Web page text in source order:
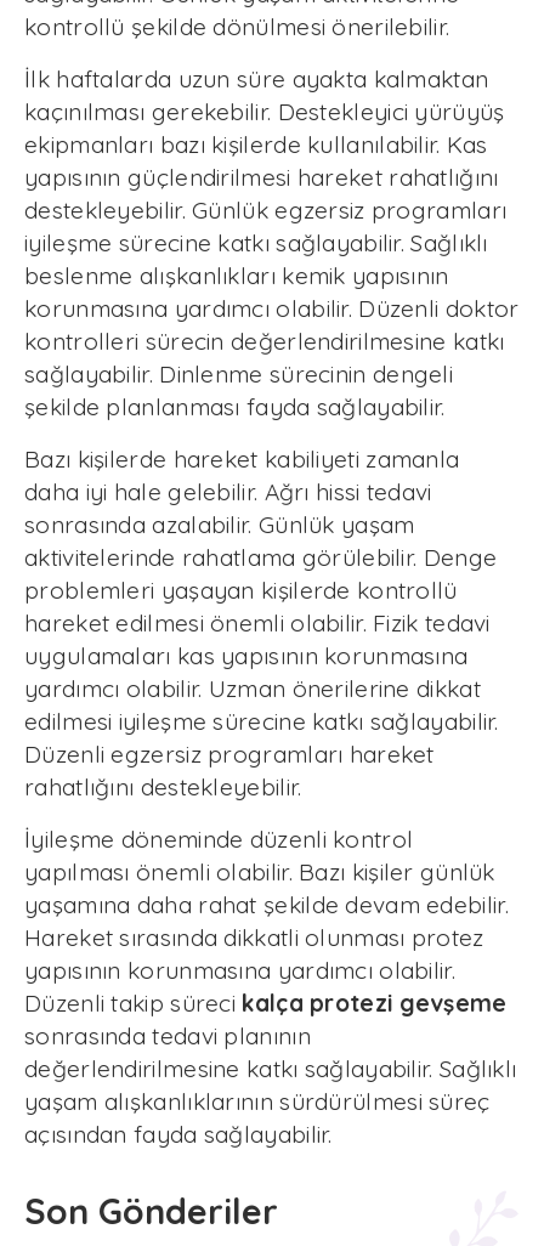
kontrollü şekilde dönülmesi önerilebilir.
İlk haftalarda uzun süre ayakta kalmaktan
kaçınılması gerekebilir. Destekleyici yürüyüş
ekipmanları bazı kişilerde kullanılabilir. Kas
yapısının güçlendirilmesi hareket rahatlığını
destekleyebilir. Günlük egzersiz programları
iyileşme sürecine katkı sağlayabilir. Sağlıklı
beslenme alışkanlıkları kemik yapısının
korunmasına yardımcı olabilir. Düzenli doktor
kontrolleri sürecin değerlendirilmesine katkı
sağlayabilir. Dinlenme sürecinin dengeli
şekilde planlanması fayda sağlayabilir.
Bazı kişilerde hareket kabiliyeti zamanla
daha iyi hale gelebilir. Ağrı hissi tedavi
sonrasında azalabilir. Günlük yaşam
aktivitelerinde rahatlama görülebilir. Denge
problemleri yaşayan kişilerde kontrollü
hareket edilmesi önemli olabilir. Fizik tedavi
uygulamaları kas yapısının korunmasına
yardımcı olabilir. Uzman önerilerine dikkat
edilmesi iyileşme sürecine katkı sağlayabilir.
Düzenli egzersiz programları hareket
rahatlığını destekleyebilir.
İyileşme döneminde düzenli kontrol
yapılması önemli olabilir. Bazı kişiler günlük
yaşamına daha rahat şekilde devam edebilir.
Hareket sırasında dikkatli olunması protez
yapısının korunmasına yardımcı olabilir.
Düzenli takip süreci kalça protezi gevşeme
sonrasında tedavi planının
değerlendirilmesine katkı sağlayabilir. Sağlıklı
yaşam alışkanlıklarının sürdürülmesi süreç
açısından fayda sağlayabilir.
Son Gönderiler